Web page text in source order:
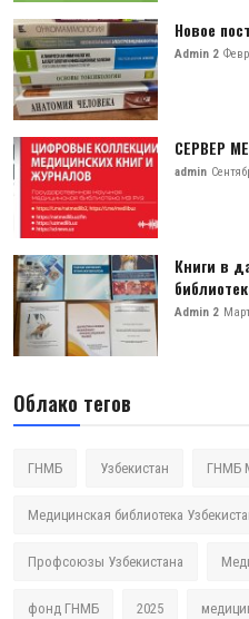
Новое
Admin 2
СЕРВЕР
admin
Книги в
Admin 2
Облако тегов
ГНМБ Узбекистан ГНМБ
Медицинская библиотека
Профсоюзы Узбекистана
фонд ГНМБ 2025